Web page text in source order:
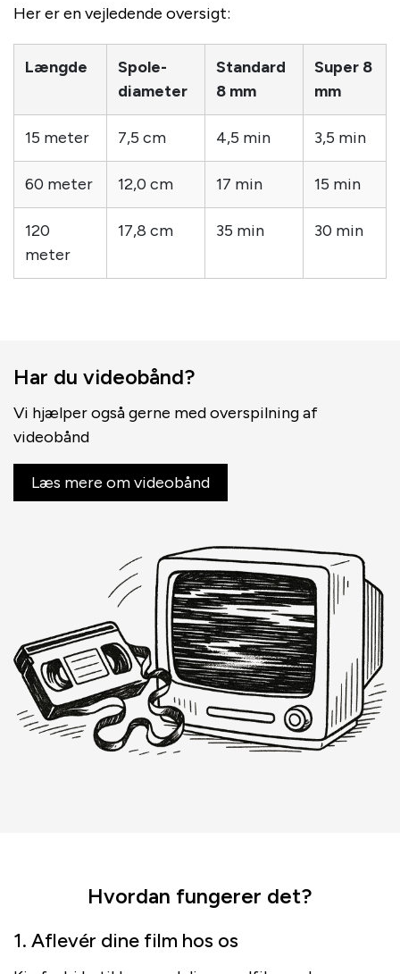
Her er en vejledende oversigt:
Længde
Spole-
diameter
Standard
8 mm
Super 8
mm
15 meter 7,5 cm 4,5 min 3,5 min
60 meter 12,0 cm 17 min 15 min
120
meter
17,8 cm 35 min 30 min
Har du videobånd?
Vi hjælper også gerne med overspilning af
videobånd
Læs mere om videobånd
Hvordan fungerer det?
1. Aflevér dine film hos os